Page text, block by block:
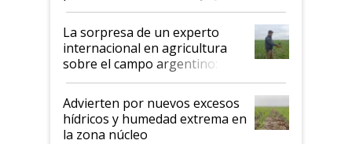
todas las tendencias
La sorpresa de un experto
internacional en agricultura
sobre el campo argentino:
"Estoy muy impresionado"
Advierten por nuevos excesos
hídricos y humedad extrema en
la zona núcleo